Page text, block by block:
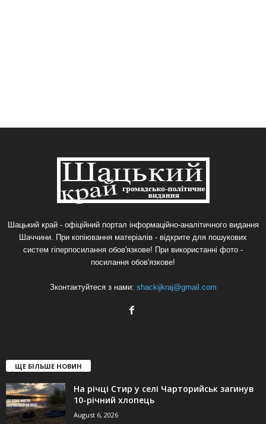
Шацький край - офіційний портал інформаційно-аналітичного видання
Шаччини. При копіювання матеріалів - відкрите для пошукових
систем гіперпосилання обов'язкове! При використанні фото -
посилання обов'язкове!
Зконтактуйтеся з нами: shackijkraj@gmail.com
ЩЕ БІЛЬШЕ НОВИН
На річці Стир у селі Чарторийськ загинув
10-річний хлопець
August 6, 2026